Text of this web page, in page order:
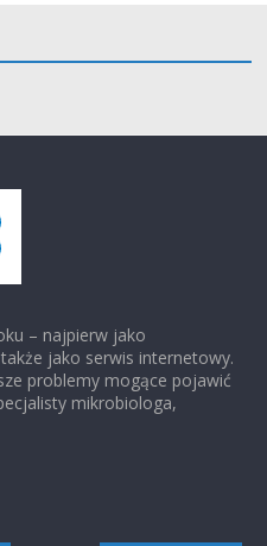
– najpierw jako
jako serwis internetowy.
problemy mogące pojawić
mikrobiologa,